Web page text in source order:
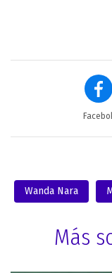
Wanda Nara
Más